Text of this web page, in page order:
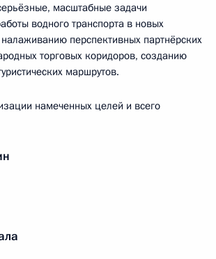
масштабные задачи
водного транспорта в новых
перспективных партнёрских
торговых коридоров, созданию
маршрутов.
намеченных целей и всего